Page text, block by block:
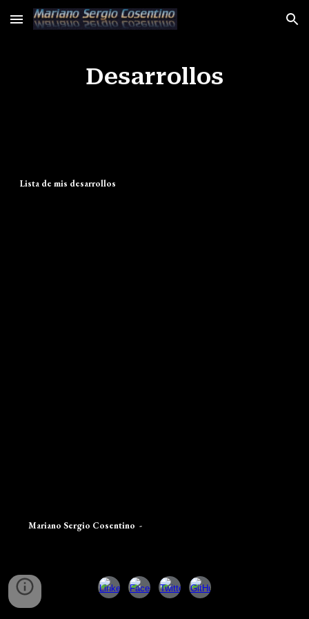
Skip to main content Skip to navigation
Desarrollos
Lista de mis desarrollos
Mariano Sergio Cosentino-